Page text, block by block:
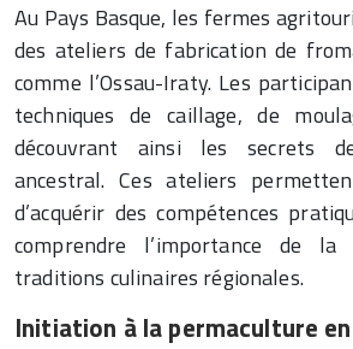
Au Pays Basque, les fermes
des ateliers de fabrication de
comme l’Ossau-Iraty. Les
techniques de caillage, de
découvrant ainsi les secrets
ancestral. Ces ateliers
d’acquérir des compétences
comprendre l’importance de la
traditions culinaires régionales.
Initiation à la permaculture